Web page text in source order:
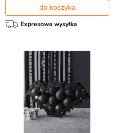
do koszyka
Expresowa wysyłka